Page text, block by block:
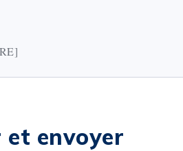
et envoyer